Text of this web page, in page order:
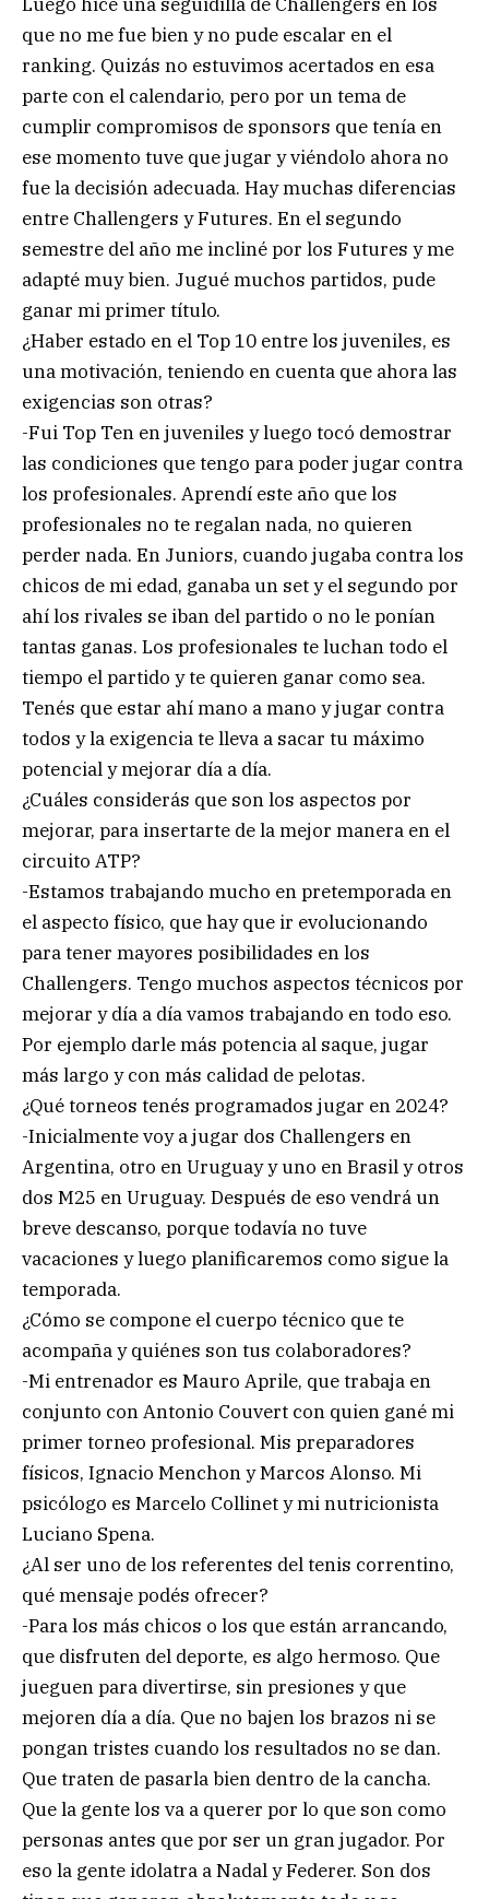
que no me fue bien y no pude escalar en el
ranking. Quizás no estuvimos acertados en esa
parte con el calendario, pero por un tema de
cumplir compromisos de sponsors que tenía en
ese momento tuve que jugar y viéndolo ahora no
fue la decisión adecuada. Hay muchas diferencias
entre Challengers y Futures. En el segundo
semestre del año me incliné por los Futures y me
adapté muy bien. Jugué muchos partidos, pude
ganar mi primer título.
¿Haber estado en el Top 10 entre los juveniles, es
una motivación, teniendo en cuenta que ahora las
exigencias son otras?
-Fui Top Ten en juveniles y luego tocó demostrar
las condiciones que tengo para poder jugar contra
los profesionales. Aprendí este año que los
profesionales no te regalan nada, no quieren
perder nada. En Juniors, cuando jugaba contra los
chicos de mi edad, ganaba un set y el segundo por
ahí los rivales se iban del partido o no le ponían
tantas ganas. Los profesionales te luchan todo el
tiempo el partido y te quieren ganar como sea.
Tenés que estar ahí mano a mano y jugar contra
todos y la exigencia te lleva a sacar tu máximo
potencial y mejorar día a día.
¿Cuáles considerás que son los aspectos por
mejorar, para insertarte de la mejor manera en el
circuito ATP?
-Estamos trabajando mucho en pretemporada en
el aspecto físico, que hay que ir evolucionando
para tener mayores posibilidades en los
Challengers. Tengo muchos aspectos técnicos por
mejorar y día a día vamos trabajando en todo eso.
Por ejemplo darle más potencia al saque, jugar
más largo y con más calidad de pelotas.
¿Qué torneos tenés programados jugar en 2024?
-Inicialmente voy a jugar dos Challengers en
Argentina, otro en Uruguay y uno en Brasil y otros
dos M25 en Uruguay. Después de eso vendrá un
breve descanso, porque todavía no tuve
vacaciones y luego planificaremos como sigue la
temporada.
¿Cómo se compone el cuerpo técnico que te
acompaña y quiénes son tus colaboradores?
-Mi entrenador es Mauro Aprile, que trabaja en
conjunto con Antonio Couvert con quien gané mi
primer torneo profesional. Mis preparadores
físicos, Ignacio Menchon y Marcos Alonso. Mi
psicólogo es Marcelo Collinet y mi nutricionista
Luciano Spena.
¿Al ser uno de los referentes del tenis correntino,
qué mensaje podés ofrecer?
-Para los más chicos o los que están arrancando,
que disfruten del deporte, es algo hermoso. Que
jueguen para divertirse, sin presiones y que
mejoren día a día. Que no bajen los brazos ni se
pongan tristes cuando los resultados no se dan.
Que traten de pasarla bien dentro de la cancha.
Que la gente los va a querer por lo que son como
personas antes que por ser un gran jugador. Por
eso la gente idolatra a Nadal y Federer. Son dos